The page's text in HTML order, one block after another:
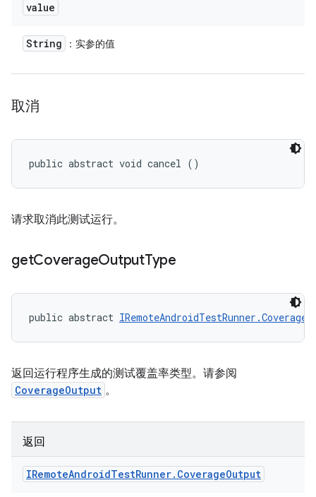
value
String ：实参的值
取消
public abstract void cancel ()
请求取消此测试运行。
getCoverageOutputType
public abstract
返回运行程序生成的测试覆盖率类型。请参阅
CoverageOutput 。
返回
IRemoteAndroidTestRunner. CoverageOutput